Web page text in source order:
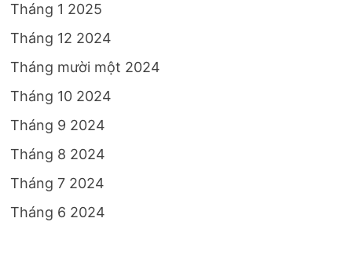
Tháng 1 2025
Tháng 12 2024
Tháng mười một 2024
Tháng 10 2024
Tháng 9 2024
Tháng 8 2024
Tháng 7 2024
Tháng 6 2024